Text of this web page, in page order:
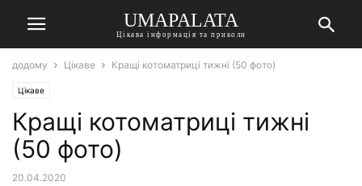
UMAPALATA
Цікава інформація та приколи
додому Цікаве Кращі котоматриці тижні (50 фото)
Цікаве
Кращі котоматриці тижні
(50 фото)
20.04.2020